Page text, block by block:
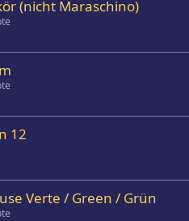
(nicht Maraschino)
12
Verte / Green / Grün